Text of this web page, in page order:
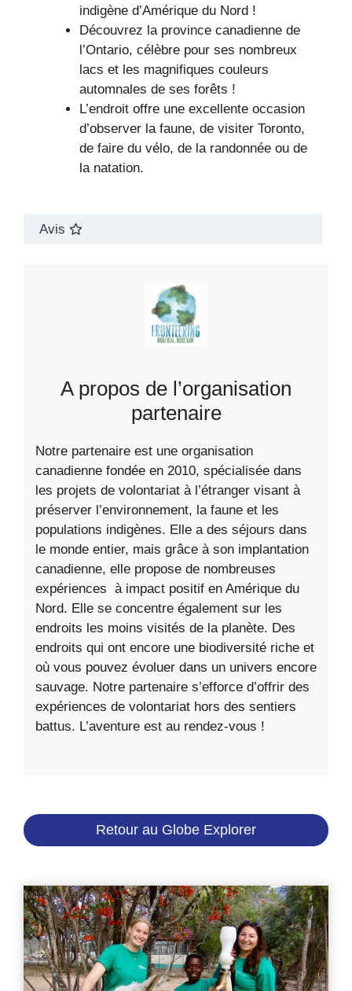
indigène d’Amérique du Nord !
Découvrez la province canadienne de
l’Ontario, célèbre pour ses nombreux
lacs et les magnifiques couleurs
automnales de ses forêts !
L’endroit offre une excellente occasion
d’observer la faune, de visiter Toronto,
de faire du vélo, de la randonnée ou de
la natation.
Avis
A propos de l’organisation
partenaire
Notre partenaire est une organisation
canadienne fondée en 2010, spécialisée dans
les projets de volontariat à l’étranger visant à
préserver l’environnement, la faune et les
populations indigènes. Elle a des séjours dans
le monde entier, mais grâce à son implantation
canadienne, elle propose de nombreuses
expériences à impact positif en Amérique du
Nord. Elle se concentre également sur les
endroits les moins visités de la planète. Des
endroits qui ont encore une biodiversité riche et
où vous pouvez évoluer dans un univers encore
sauvage. Notre partenaire s’efforce d’offrir des
expériences de volontariat hors des sentiers
battus. L’aventure est au rendez-vous !
Retour au Globe Explorer